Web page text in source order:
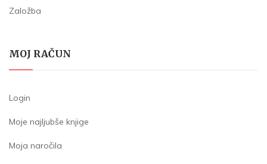
Založba
MOJ RAČUN
Login
Moje najljubše knjige
Moja naročila